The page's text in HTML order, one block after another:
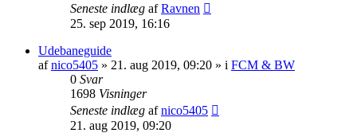
Seneste indlæg afRavnen
25. sep 2019, 16:16
Udebaneguide
afnico5405 » 21. aug 2019, 09:20 » i FCM & BW
0 Svar
1698 Visninger
Seneste indlæg afnico5405
21. aug 2019, 09:20